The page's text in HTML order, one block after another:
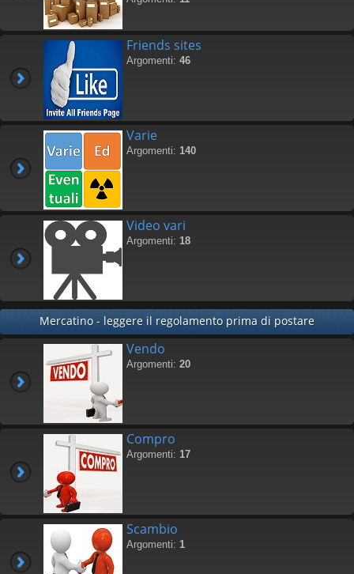
Friends sites
Argomenti: 46
Varie
Argomenti: 140
Video vari
Argomenti: 18
Mercatino - leggere il regolamento prima di postare
Vendo
Argomenti: 20
Compro
Argomenti: 17
Scambio
Argomenti: 1